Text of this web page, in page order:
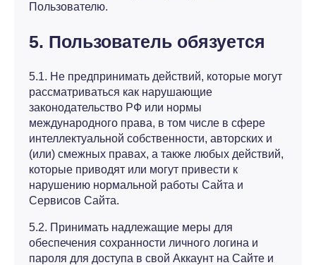
Пользователю.
5. Пользователь обязуется
5.1. Не предпринимать действий, которые могут
рассматриваться как нарушающие
законодательство РФ или нормы
международного права, в том числе в сфере
интеллектуальной собственности, авторских и
(или) смежных правах, а также любых действий,
которые приводят или могут привести к
нарушению нормальной работы Сайта и
Сервисов Сайта.
5.2. Принимать надлежащие меры для
обеспечения сохранности личного логина и
пароля для доступа в свой Аккаунт на Сайте и